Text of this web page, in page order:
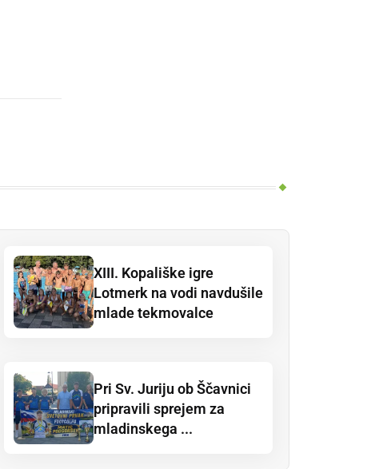
XIII. Kopališke igre
Lotmerk na vodi navdušile
mlade tekmovalce
Pri Sv. Juriju ob Ščavnici
pripravili sprejem za
mladinskega ...